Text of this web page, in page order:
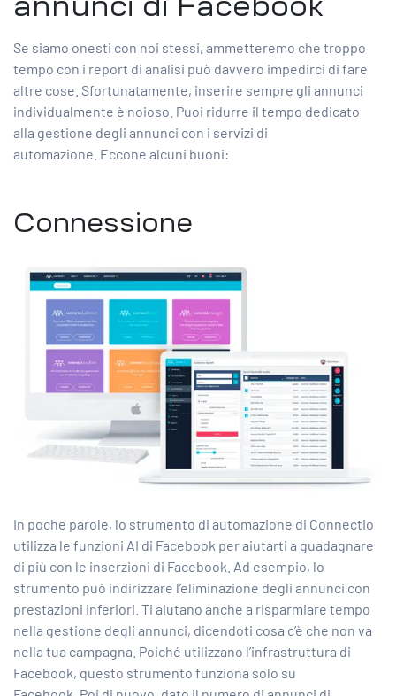
annunci di Facebook
Se siamo onesti con noi stessi, ammetteremo che troppo
tempo con i report di analisi può davvero impedirci di fare
altre cose. Sfortunatamente, inserire sempre gli annunci
individualmente è noioso. Puoi ridurre il tempo dedicato
alla gestione degli annunci con i servizi di
automazione. Eccone alcuni buoni:
Connessione
In poche parole, lo strumento di automazione di Connectio
utilizza le funzioni AI di Facebook per aiutarti a guadagnare
di più con le inserzioni di Facebook. Ad esempio, lo
strumento può indirizzare l’eliminazione degli annunci con
prestazioni inferiori. Ti aiutano anche a risparmiare tempo
nella gestione degli annunci, dicendoti cosa c’è che non va
nella tua campagna. Poiché utilizzano l’infrastruttura di
Facebook, questo strumento funziona solo su